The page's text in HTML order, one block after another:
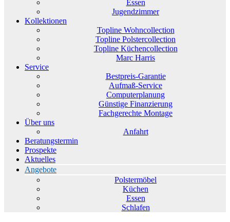
Essen
Jugendzimmer
Kollektionen
Topline Wohncollection
Topline Polstercollection
Topline Küchencollection
Marc Harris
Service
Bestpreis-Garantie
Aufmaß-Service
Computerplanung
Günstige Finanzierung
Fachgerechte Montage
Über uns
Anfahrt
Beratungstermin
Prospekte
Aktuelles
Angebote
Polstermöbel
Küchen
Essen
Schlafen